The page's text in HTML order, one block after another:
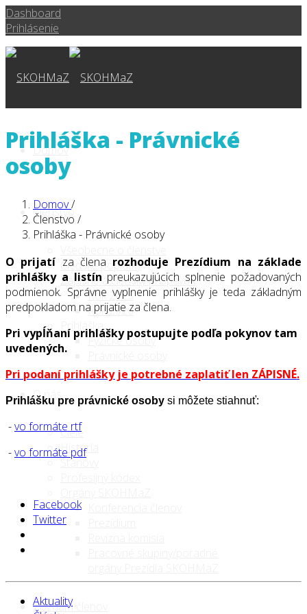
Dashboard
Prihlásenie
Domov
Členstvo
Členské poplatky
Zápisné a členský príspevok
Rok 2025
Rok 2026
Prihláška
Fyzické osoby
O nás
Ciele
História
Stanovy
Zoznam členov
Prihláška - Právnické
osoby
Domov/
Členstvo /
Prihláška - Právnické osoby
O prijatí za člena rozhoduje Prezídium na základe
prihlášky a listín preukazujúcich splnenie požadovaných
podmienok. Správne vyplnenie prihlášky je teda základným
predpokladom na prijatie za člena.
Pri vypĺňaní prihlášky postupujte podľa pokynov tam
uvedených.
Pri podaní prihlášky je potrebné zaplatiť len ZÁPISNÉ.
Prihlášku pre právnické osoby si môžete stiahnuť:
-vo formáte rtf
-vo formáte pdf
Facebook
Twitter
Aktuality